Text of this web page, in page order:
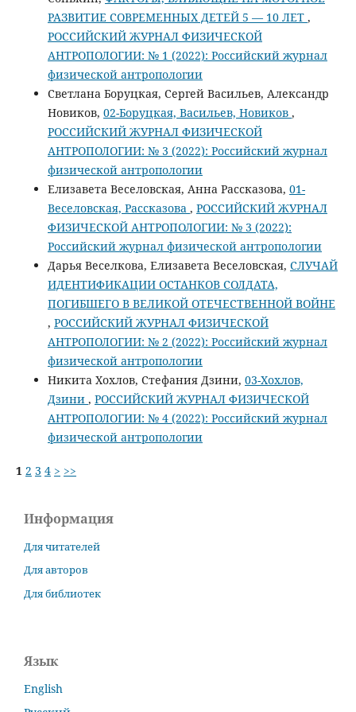
РАЗВИТИЕ СОВРЕМЕННЫХ ДЕТЕЙ 5 — 10 ЛЕТ ,
РОССИЙСКИЙ ЖУРНАЛ ФИЗИЧЕСКОЙ
АНТРОПОЛОГИИ: № 1 (2022): Российский журнал
физической антропологии
Светлана Боруцкая, Сергей Васильев, Александр
Новиков, 02-Боруцкая, Васильев, Новиков ,
РОССИЙСКИЙ ЖУРНАЛ ФИЗИЧЕСКОЙ
АНТРОПОЛОГИИ: № 3 (2022): Российский журнал
физической антропологии
Елизавета Веселовская, Анна Рассказова, 01-
Веселовская, Рассказова , РОССИЙСКИЙ ЖУРНАЛ
ФИЗИЧЕСКОЙ АНТРОПОЛОГИИ: № 3 (2022):
Российский журнал физической антропологии
Дарья Веселкова, Елизавета Веселовская, СЛУЧАЙ
ИДЕНТИФИКАЦИИ ОСТАНКОВ СОЛДАТА,
ПОГИБШЕГО В ВЕЛИКОЙ ОТЕЧЕСТВЕННОЙ ВОЙНЕ
, РОССИЙСКИЙ ЖУРНАЛ ФИЗИЧЕСКОЙ
АНТРОПОЛОГИИ: № 2 (2022): Российский журнал
физической антропологии
Никита Хохлов, Стефания Дзини, 03-Хохлов,
Дзини , РОССИЙСКИЙ ЖУРНАЛ ФИЗИЧЕСКОЙ
АНТРОПОЛОГИИ: № 4 (2022): Российский журнал
физической антропологии
1 2 3 4 > >>
Информация
Для читателей
Для авторов
Для библиотек
Язык
English